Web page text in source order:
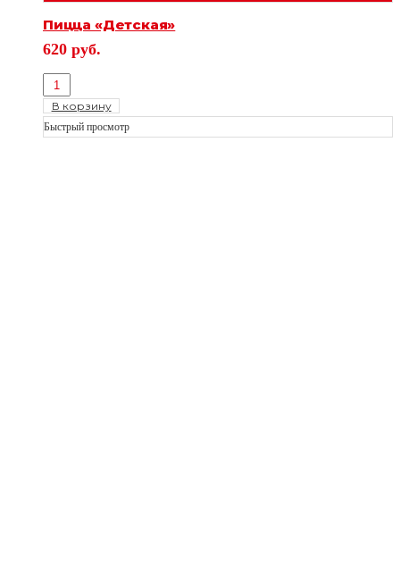
Пицца «Детская»
620 руб.
В корзину
Быстрый просмотр